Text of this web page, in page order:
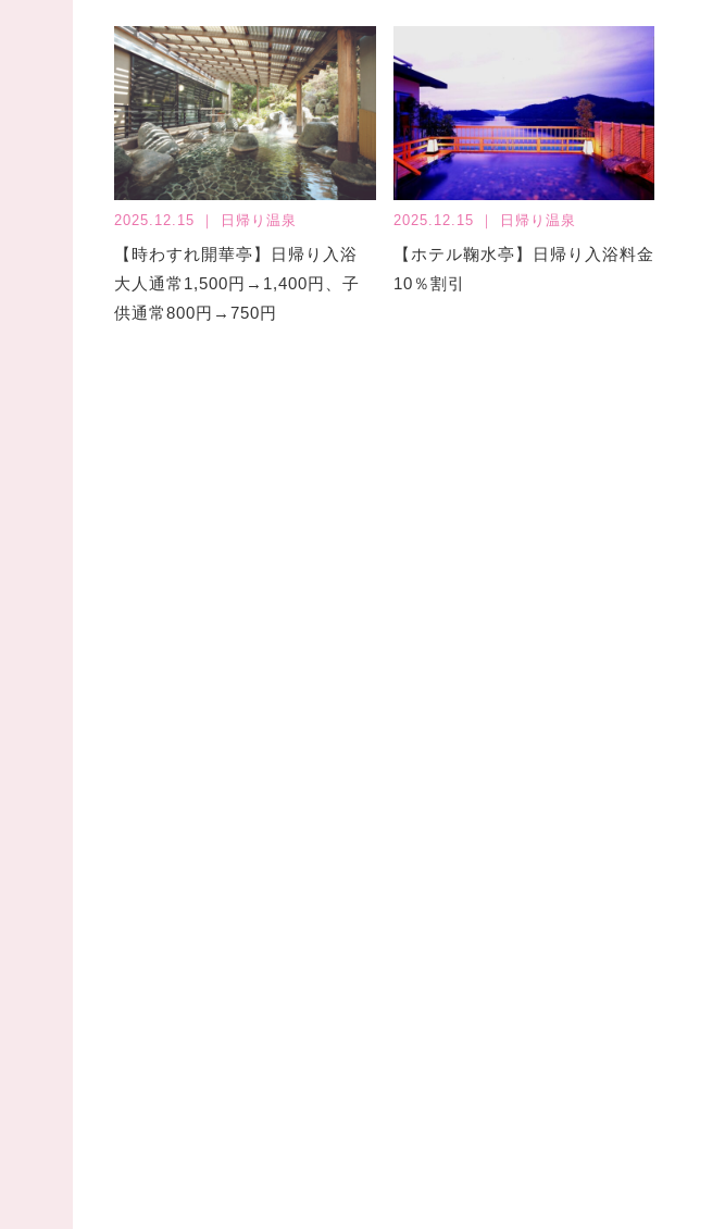
2025.12.15 ｜ 日帰り温泉
【時わすれ開華亭】日帰り入浴
大人通常1,500円→1,400円、子
供通常800円→750円
2025.12.15 ｜ 日帰り温泉
【ホテル鞠水亭】日帰り入浴料金
10％割引